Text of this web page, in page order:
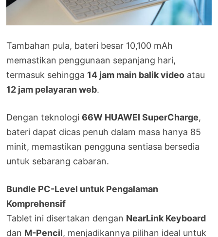
Tambahan pula, bateri besar 10,100 mAh
memastikan penggunaan sepanjang hari,
termasuk sehingga 14 jam main balik video atau
12 jam pelayaran web.
Dengan teknologi 66W HUAWEI SuperCharge,
bateri dapat dicas penuh dalam masa hanya 85
minit, memastikan pengguna sentiasa bersedia
untuk sebarang cabaran.
Bundle PC-Level untuk Pengalaman
Komprehensif
Tablet ini disertakan dengan NearLink Keyboard
dan M-Pencil, menjadikannya pilihan ideal untuk